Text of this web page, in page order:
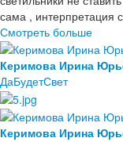
сама , интерпретация
Смотреть больше
Керимова Ирина
ДаБудетСвет
Керимова Ирина